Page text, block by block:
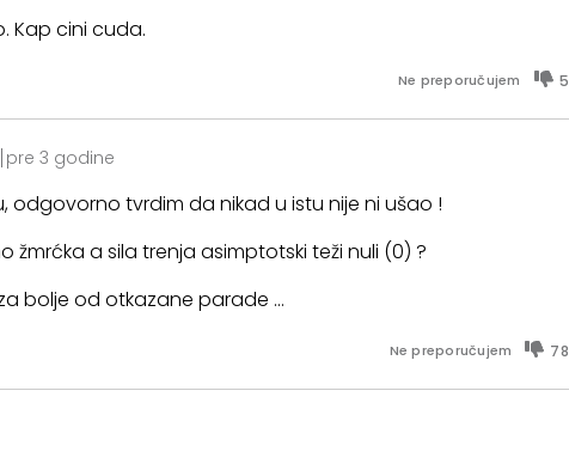
Kap cini cuda.
Ne preporučujem 5
pre 3 godine
odgovorno tvrdim da nikad u istu nije ni ušao !
žmrćka a sila trenja asimptotski teži nuli (0) ?
bolje od otkazane parade ...
Ne preporučujem 78